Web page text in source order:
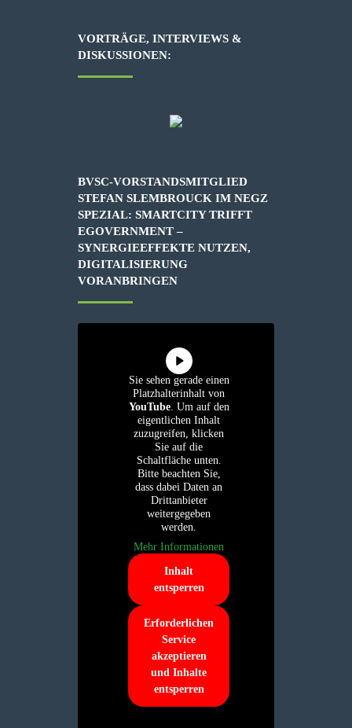
VORTRÄGE, INTERVIEWS &
DISKUSSIONEN:
BVSC-VORSTANDSMITGLIED
STEFAN SLEMBROUCK IM NEGZ
SPEZIAL: SMARTCITY TRIFFT
EGOVERNMENT –
SYNERGIEEFFEKTE NUTZEN,
DIGITALISIERUNG
VORANBRINGEN
Sie sehen gerade einen
Platzhalterinhalt von
YouTube. Um auf den
eigentlichen Inhalt
zuzugreifen, klicken
Sie auf die
Schaltfläche unten.
Bitte beachten Sie,
dass dabei Daten an
Drittanbieter
weitergegeben
werden.
Mehr Informationen
Inhalt
entsperren
Erforderlichen
Service
akzeptieren
und Inhalte
entsperren